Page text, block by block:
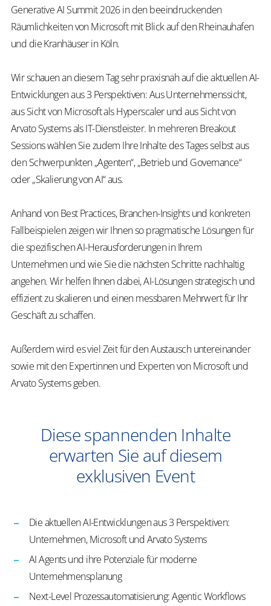
Generative AI Summit 2026 in den beeindruckenden
Räumlichkeiten von Microsoft mit Blick auf den Rheinauhafen
und die Kranhäuser in Köln.
Wir schauen an diesem Tag sehr praxisnah auf die aktuellen AI-
Entwicklungen aus 3 Perspektiven: Aus Unternehmenssicht,
aus Sicht von Microsoft als Hyperscaler und aus Sicht von
Arvato Systems als IT-Dienstleister. In mehreren Breakout
Sessions wählen Sie zudem Ihre Inhalte des Tages selbst aus
den Schwerpunkten „Agenten“, „Betrieb und Governance“
oder „Skalierung von AI“ aus.
Anhand von Best Practices, Branchen-Insights und konkreten
Fallbeispielen zeigen wir Ihnen so pragmatische Lösungen für
die spezifischen AI-Herausforderungen in Ihrem
Unternehmen und wie Sie die nächsten Schritte nachhaltig
angehen. Wir helfen Ihnen dabei, AI-Lösungen strategisch und
effizient zu skalieren und einen messbaren Mehrwert für Ihr
Geschäft zu schaffen.
Außerdem wird es viel Zeit für den Austausch untereinander
sowie mit den Expertinnen und Experten von Microsoft und
Arvato Systems geben.
Diese spannenden Inhalte
erwarten Sie auf diesem
exklusiven Event
Die aktuellen AI-Entwicklungen aus 3 Perspektiven:
Unternehmen, Microsoft und Arvato Systems
AI Agents und ihre Potenziale für moderne
Unternehmensplanung
Next-Level Prozessautomatisierung: Agentic Workflows